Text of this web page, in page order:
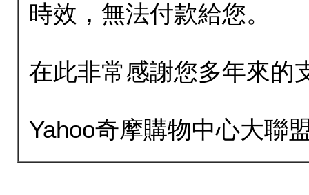
時效，無法付款給您。
在此非常感謝您多年來的
Yahoo奇摩購物中心大